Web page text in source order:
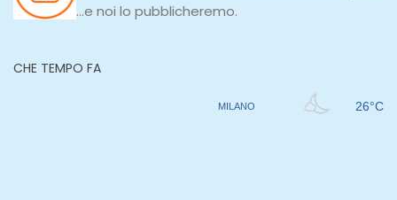
...e noi lo pubblicheremo.
CHE TEMPO FA